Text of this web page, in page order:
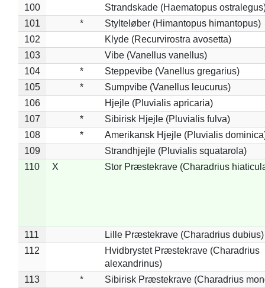
100
Strandskade (Haematopus
101
*
Stylteløber (Himantopus himantopus)
102
Klyde (Recurvirostra avosetta)
103
Vibe (Vanellus vanellus)
104
*
Steppevibe (Vanellus gregarius)
105
*
Sumpvibe (Vanellus leucurus)
106
Hjejle (Pluvialis apricaria)
107
*
Sibirisk Hjejle (Pluvialis fulva)
108
*
Amerikansk Hjejle (Pluvialis
109
Strandhjejle (Pluvialis squatarola)
110
X Stor Præstekrave (Charadrius
111
Lille Præstekrave (Charadrius dubius)
112
Hvidbrystet Præstekrave (Charadrius
alexandrinus)
113
*
Sibirisk Præstekrave (Charadrius